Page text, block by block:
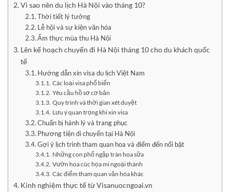
Vì sao nên du lịch Hà Nội vào tháng 10?
Thời tiết lý tưởng
Lễ hội và sự kiện văn hóa
Ẩm thực mùa thu Hà Nội
Lên kế hoạch chuyến đi Hà Nội tháng 10 cho du khách quốc
tế
Hướng dẫn xin visa du lịch Việt Nam
Các loại visa phổ biến
Yêu cầu hồ sơ cơ bản
Quy trình và thời gian xét duyệt
Lưu ý quan trọng khi xin visa
Chuẩn bị hành lý và trang phục
Phương tiện di chuyển tại Hà Nội
Gợi ý lịch trình tham quan hoa và điểm đến nổi bật
Những con phố ngập tràn hoa sữa
Vườn hoa cúc họa mi ngoại thành
Các điểm tham quan văn hóa khác
Kinh nghiệm thực tế từ Visanuocngoai.vn